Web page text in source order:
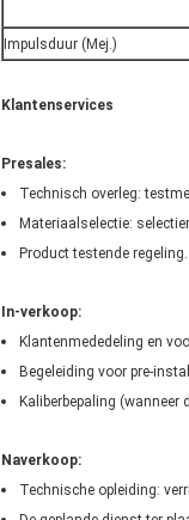
Impulsduur (Mej.)
Klantenservices
Presales:
Technisch overleg:
Materiaalselectie:
Product testende regeling.
In-verkoop:
Klantenmededeling en
Begeleiding voor pre-
Kaliberbepaling (wanneer
Naverkoop:
Technische opleiding: